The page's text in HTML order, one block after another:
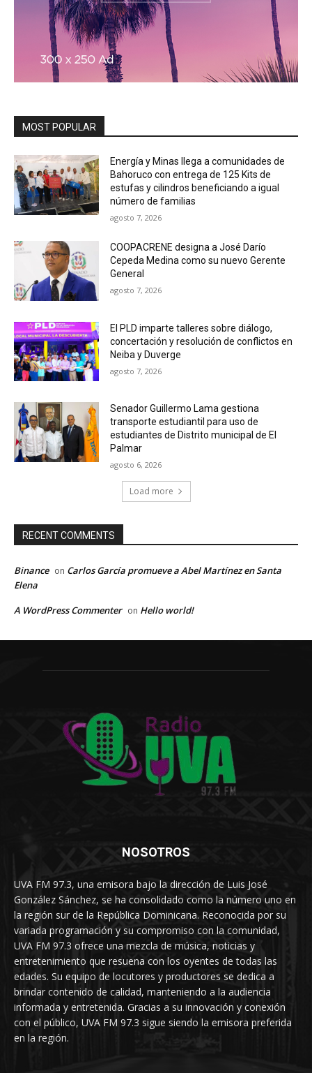
MOST POPULAR
Energía y Minas llega a comunidades de
Bahoruco con entrega de 125 Kits de
estufas y cilindros beneficiando a igual
número de familias
agosto 7, 2026
COOPACRENE designa a José Darío
Cepeda Medina como su nuevo Gerente
General
agosto 7, 2026
El PLD imparte talleres sobre diálogo,
concertación y resolución de conflictos en
Neiba y Duverge
agosto 7, 2026
Senador Guillermo Lama gestiona
transporte estudiantil para uso de
estudiantes de Distrito municipal de El
Palmar
agosto 6, 2026
Load more
RECENT COMMENTS
Binance on Carlos García promueve a Abel Martínez en Santa
Elena
A WordPress Commenter on Hello world!
NOSOTROS
UVA FM 97.3, una emisora bajo la dirección de Luis José
González Sánchez, se ha consolidado como la número uno en
la región sur de la República Dominicana. Reconocida por su
variada programación y su compromiso con la comunidad,
UVA FM 97.3 ofrece una mezcla de música, noticias y
entretenimiento que resuena con los oyentes de todas las
edades. Su equipo de locutores y productores se dedica a
brindar contenido de calidad, manteniendo a la audiencia
informada y entretenida. Gracias a su innovación y conexión
con el público, UVA FM 97.3 sigue siendo la emisora preferida
en la región.